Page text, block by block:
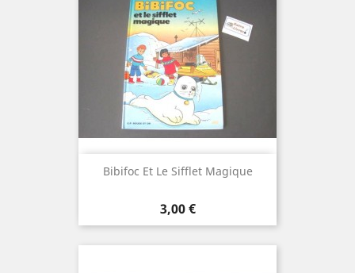
Bibifoc Et Le Sifflet Magique
Prix
3,00 €